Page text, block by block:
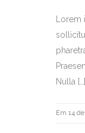
Nulla […]
Em 14